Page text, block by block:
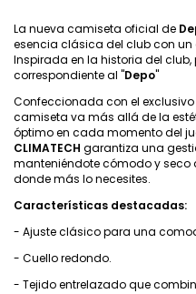
La nueva camiseta oficial de
esencia clásica del club con
Inspirada en la historia del club,
correspondiente al "Depo"
Confeccionada con el
camiseta va más allá de la
óptimo en cada momento del
CLIMATECH garantiza una
manteniéndote cómodo y seco
donde más lo necesites.
Características destacadas:
- Ajuste clásico para una
- Cuello redondo.
- Tejido entrelazado que